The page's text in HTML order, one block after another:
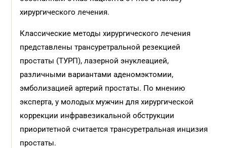
хирургического лечения.
Классические методы хирургического лечения
представлены транс­уретральной резекцией
простаты (ТУРП), лазерной энуклеацией,
различными вариантами аденомэктомии,
эмболизацией артерий простаты. По мнению
эксперта, у молодых мужчин для хирургической
коррекции инфравезикальной обструкции
приоритетной считается трансуретральная инцизия
простаты.